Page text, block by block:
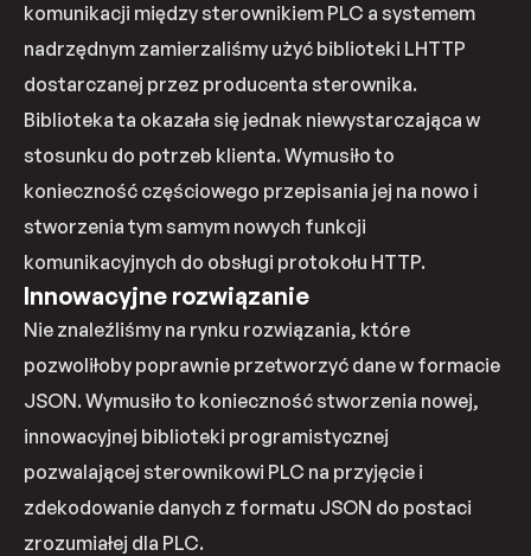
komunikacji między sterownikiem PLC a systemem
nadrzędnym zamierzaliśmy użyć biblioteki LHTTP
dostarczanej przez producenta sterownika.
Biblioteka ta okazała się jednak niewystarczająca w
stosunku do potrzeb klienta. Wymusiło to
konieczność częściowego przepisania jej na nowo i
stworzenia tym samym nowych funkcji
komunikacyjnych do obsługi protokołu HTTP.
Innowacyjne rozwiązanie
Nie znaleźliśmy na rynku rozwiązania, które
pozwoliłoby poprawnie przetworzyć dane w formacie
JSON. Wymusiło to konieczność stworzenia nowej,
innowacyjnej biblioteki programistycznej
pozwalającej sterownikowi PLC na przyjęcie i
zdekodowanie danych z formatu JSON do postaci
zrozumiałej dla PLC.